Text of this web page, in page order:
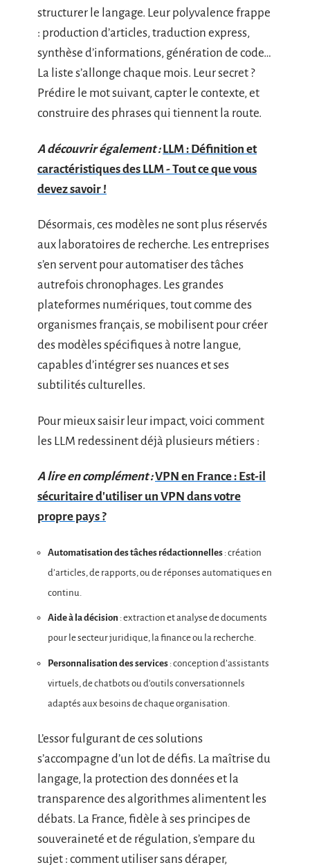
structurer le langage. Leur polyvalence frappe
: production d’articles, traduction express,
synthèse d’informations, génération de code…
La liste s’allonge chaque mois. Leur secret ?
Prédire le mot suivant, capter le contexte, et
construire des phrases qui tiennent la route.
A découvrir également : LLM : Définition et
caractéristiques des LLM - Tout ce que vous
devez savoir !
Désormais, ces modèles ne sont plus réservés
aux laboratoires de recherche. Les entreprises
s’en servent pour automatiser des tâches
autrefois chronophages. Les grandes
plateformes numériques, tout comme des
organismes français, se mobilisent pour créer
des modèles spécifiques à notre langue,
capables d’intégrer ses nuances et ses
subtilités culturelles.
Pour mieux saisir leur impact, voici comment
les LLM redessinent déjà plusieurs métiers :
A lire en complément :VPN en France : Est-il
sécuritaire d'utiliser un VPN dans votre
propre pays ?
Automatisation des tâches rédactionnelles : création
d’articles, de rapports, ou de réponses automatiques en
continu.
Aide à la décision : extraction et analyse de documents
pour le secteur juridique, la finance ou la recherche.
Personnalisation des services : conception d’assistants
virtuels, de chatbots ou d’outils conversationnels
adaptés aux besoins de chaque organisation.
L’essor fulgurant de ces solutions
s’accompagne d’un lot de défis. La maîtrise du
langage, la protection des données et la
transparence des algorithmes alimentent les
débats. La France, fidèle à ses principes de
souveraineté et de régulation, s’empare du
sujet : comment utiliser sans déraper,